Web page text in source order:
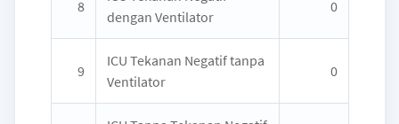
8
dengan Ventilator
0
9
ICU Tekanan Negatif tanpa
Ventilator
0